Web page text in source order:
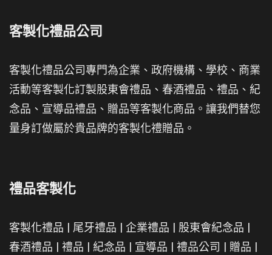
客製化禮品公司
客製化禮品公司專門為企業、政府機構、學校、商業
活動等客製化訂製股東會禮品、春酒禮品、禮品、紀
念品、宣導品禮品、贈品等客製化商品。讓我們替您
量身訂做屬於貴品牌的客製化禮贈品。
禮品客製化
客製化禮品 | 尾牙禮品 | 企業禮品 | 股東會紀念品 |
春酒禮品 | 禮品 | 紀念品 | 宣導品 | 禮品公司 | 贈品 |